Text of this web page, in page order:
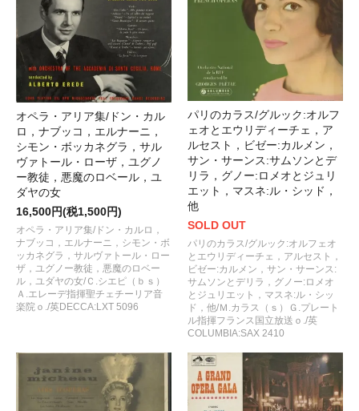
オペラ・アリア集/ドン・カル
ロ，ナブッコ，エルナーニ，
シモン・ボッカネグラ，サル
ヴァトール・ローザ，ユグノ
ー教徒，悪魔のロベール，ユ
ダヤの女
16,500円(税1,500円)
オペラ・アリア集/ドン・カルロ，
ナブッコ，エルナーニ，シモン・ボ
ッカネグラ，サルヴァトール・ロー
ザ，ユグノー教徒，悪魔のロベー
ル，ユダヤの女/Ｃ.シエピ（ｂｓ）
Ａ.エレーデ指揮聖チェチーリア音
楽院ｏ./英DECCA:LXT 5096
パリのカラス/グルック:オルフ
ェオとエウリディーチェ，ア
ルセスト，ビゼー:カルメン，
サン・サーンス:サムソンとデ
リラ，グノー:ロメオとジュリ
エット，マスネ:ル・シッド，
他
SOLD OUT
パリのカラス/グルック:オルフェオ
とエウリディーチェ，アルセスト，
ビゼー:カルメン，サン・サーンス:
サムソンとデリラ，グノー:ロメオ
とジュリエット，マスネ:ル・シッ
ド，他/Ｍ.カラス（ｓ）Ｇ.プレート
ル指揮フランス国立放送ｏ./英
COLUMBIA:SAX 2410